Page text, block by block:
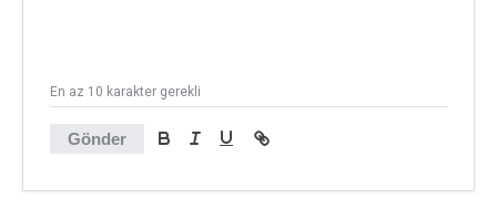
Gönder
En az 10 karakter gerekli